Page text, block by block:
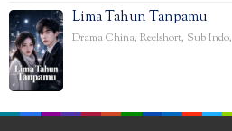
Lima Tahun Tanpamu
Drama China, Reelshort, Sub Indo,